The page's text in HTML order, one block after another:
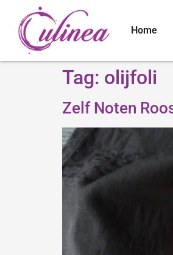
Home
Tag: olijfoli
Zelf Noten